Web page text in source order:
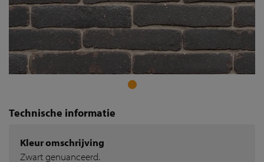
Technische informatie
Kleur omschrijving
Zwart genuanceerd.